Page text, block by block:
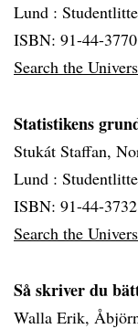
Lund :
ISBN: 91-44-
Search the
Statistikens
Stukát Staffan,
Lund :
ISBN: 91-44-
Search the
Så skriver du
Walla Erik,